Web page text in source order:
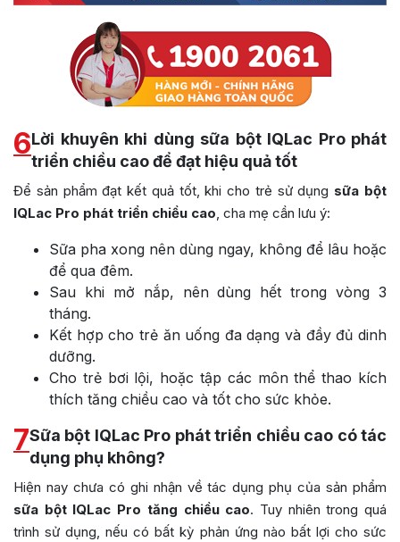
6Lời khuyên khi dùng sữa bột IQLac Pro phát
triển chiều cao để đạt hiệu quả tốt
Để sản phẩm đạt kết quả tốt, khi cho trẻ sử dụng sữa bột
IQLac Pro phát triển chiều cao, cha mẹ cần lưu ý:
Sữa pha xong nên dùng ngay, không để lâu hoặc
để qua đêm.
Sau khi mở nắp, nên dùng hết trong vòng 3
tháng.
Kết hợp cho trẻ ăn uống đa dạng và đầy đủ dinh
dưỡng.
Cho trẻ bơi lội, hoặc tập các môn thể thao kích
thích tăng chiều cao và tốt cho sức khỏe.
7Sữa bột IQLac Pro phát triển chiều cao có tác
dụng phụ không?
Hiện nay chưa có ghi nhận về tác dụng phụ của sản phẩm
sữa bột IQLac Pro tăng chiều cao. Tuy nhiên trong quá
trình sử dụng, nếu có bất kỳ phản ứng nào bất lợi cho sức